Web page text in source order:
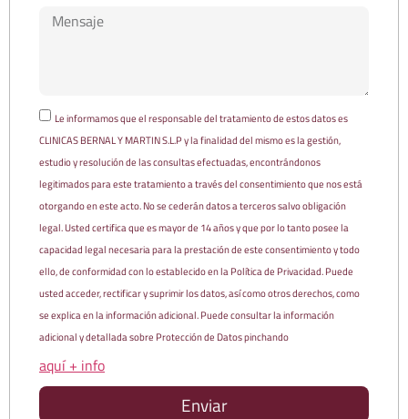
Le informamos que el responsable del tratamiento de estos datos es
CLINICAS BERNAL Y MARTIN S.L.P y la finalidad del mismo es la gestión,
estudio y resolución de las consultas efectuadas, encontrándonos
legitimados para este tratamiento a través del consentimiento que nos está
otorgando en este acto. No se cederán datos a terceros salvo obligación
legal. Usted certifica que es mayor de 14 años y que por lo tanto posee la
capacidad legal necesaria para la prestación de este consentimiento y todo
ello, de conformidad con lo establecido en la Política de Privacidad. Puede
usted acceder, rectificar y suprimir los datos, así como otros derechos, como
se explica en la información adicional. Puede consultar la información
adicional y detallada sobre Protección de Datos pinchando
aquí + info
Enviar